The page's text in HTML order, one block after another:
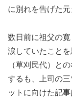
に別れを告げた元
数日前に祖父の
涙していたこと
（草刈民代）と
するも、上司の
ットに向けた記